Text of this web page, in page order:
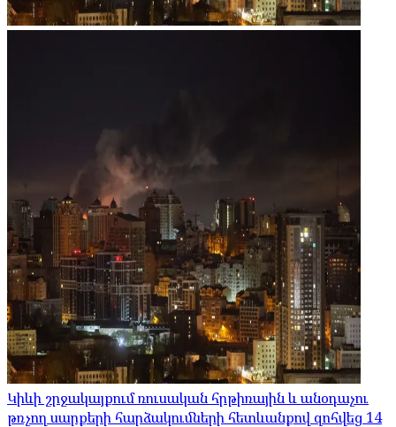
Կիևի շրջակայքում ռուսական հրթիռային և անօդաչու
թռչող սարքերի հարձակումների հետևանքով զոհվեց 14